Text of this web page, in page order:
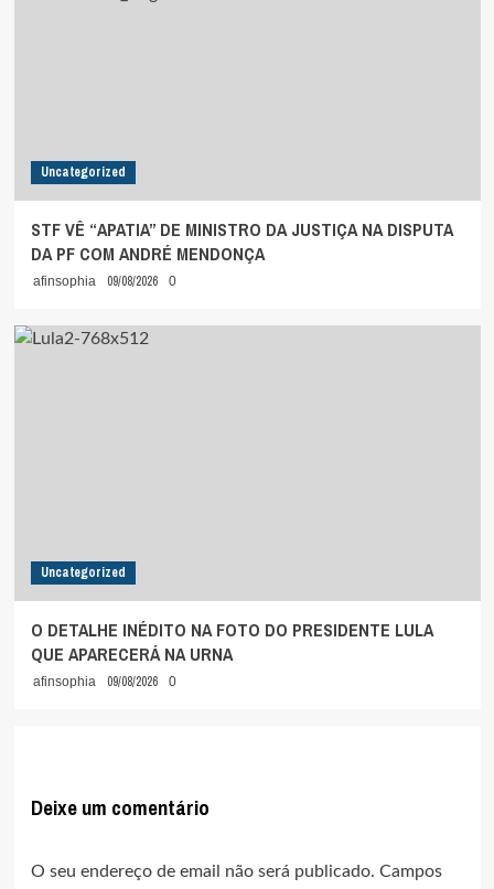
Uncategorized
STF VÊ “APATIA” DE MINISTRO DA JUSTIÇA NA DISPUTA
DA PF COM ANDRÉ MENDONÇA
afinsophia 09/08/2026 0
Uncategorized
O DETALHE INÉDITO NA FOTO DO PRESIDENTE LULA
QUE APARECERÁ NA URNA
afinsophia 09/08/2026 0
Deixe um comentário
O seu endereço de email não será publicado. Campos